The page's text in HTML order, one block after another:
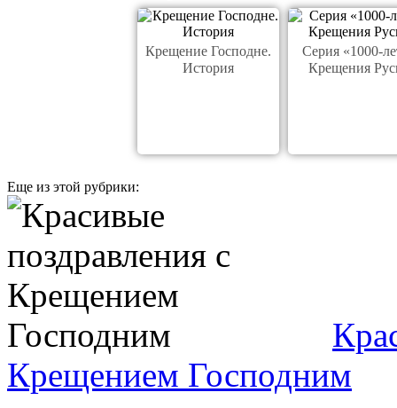
Крещение Господне.
История
Серия «1000-
Крещения
Еще из этой рубрики:
Крещением Господним